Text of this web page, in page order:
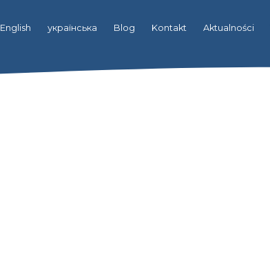
English українська Blog Kontakt Aktualności